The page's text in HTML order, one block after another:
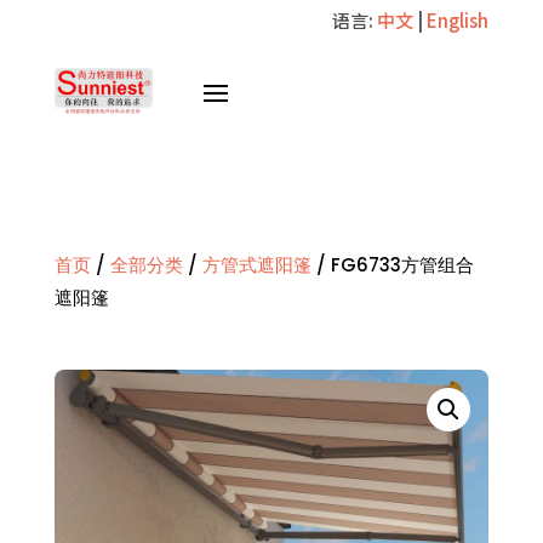
语言: 中文 English
首页/ 全部分类/ 方管式遮阳篷 / FG6733方管组合
遮阳篷